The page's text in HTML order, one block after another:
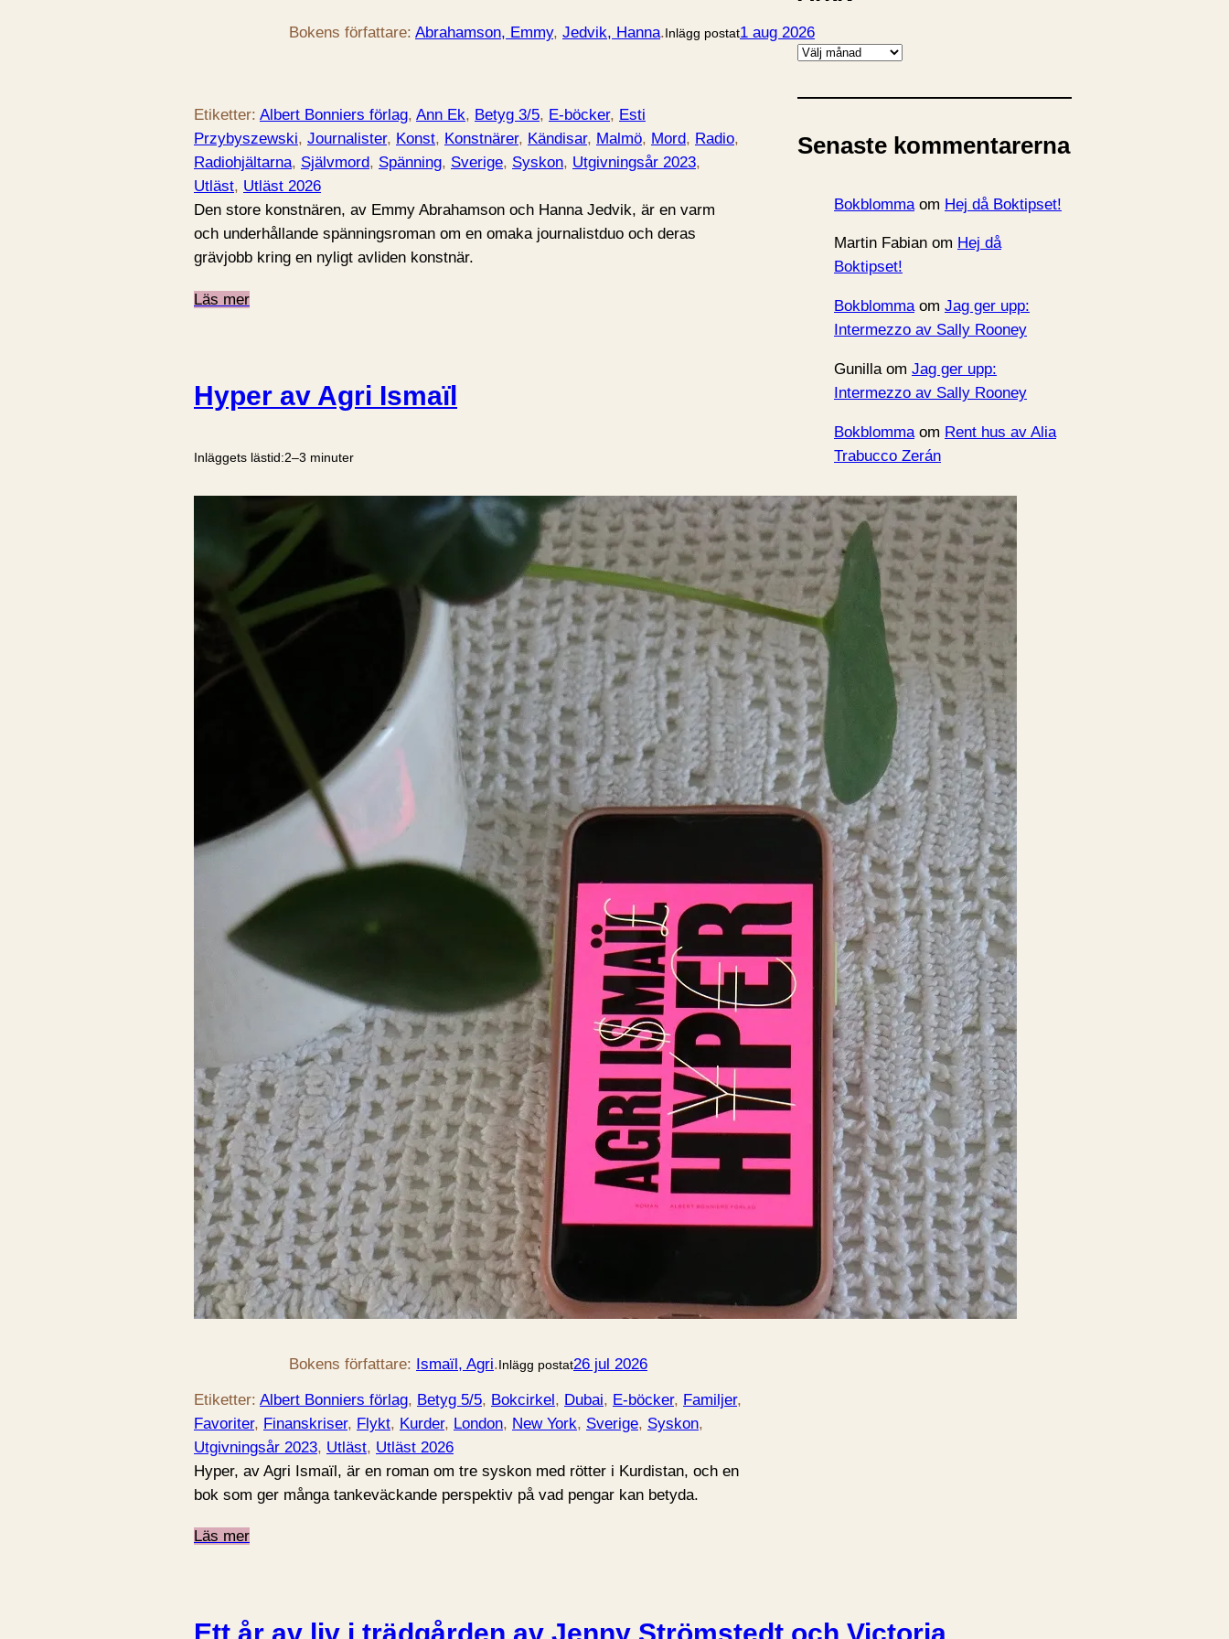
Bokens författare: Abrahamson, Emmy, Jedvik, Hanna.Inlägg postat1 aug 2026
Etiketter: Albert Bonniers förlag, Ann Ek, Betyg 3/5, E-böcker, Esti
Przybyszewski, Journalister, Konst, Konstnärer, Kändisar, Malmö, Mord, Radio
Radiohjältarna, Självmord, Spänning, Sverige, Syskon, Utgivningsår 2023
Utläst, Utläst 2026
Den store konstnären, av Emmy Abrahamson och Hanna Jedvik, är en varm
och underhållande spänningsroman om en omaka journalistduo och deras
grävjobb kring en nyligt avliden konstnär.
Läs mer
Hyper av Agri Ismaïl
Inläggets lästid:2–3 minuter
Bokens författare: Ismaïl, Agri.Inlägg postat26 jul 2026
Etiketter: Albert Bonniers förlag, Betyg 5/5, Bokcirkel, Dubai, E-böcker, Familjer
Favoriter, Finanskriser, Flykt, Kurder, London, New York, Sverige, Syskon
Utgivningsår 2023, Utläst, Utläst 2026
Hyper, av Agri Ismaïl, är en roman om tre syskon med rötter i Kurdistan, och en
bok som ger många tankeväckande perspektiv på vad pengar kan betyda.
Läs mer
Ett år av liv i trädgården av Jenny Strömstedt och Victoria
A
k
v
Senaste kommentarerna
Bokblomma om Hej då Boktipset!
Martin Fabian om Hej då
Boktipset!
Bokblommaom Jag ger upp:
Intermezzo av Sally Rooney
Gunillaom Jag ger upp:
Intermezzo av Sally Rooney
Bokblomma om Rent hus av Alia
Trabucco Zerán